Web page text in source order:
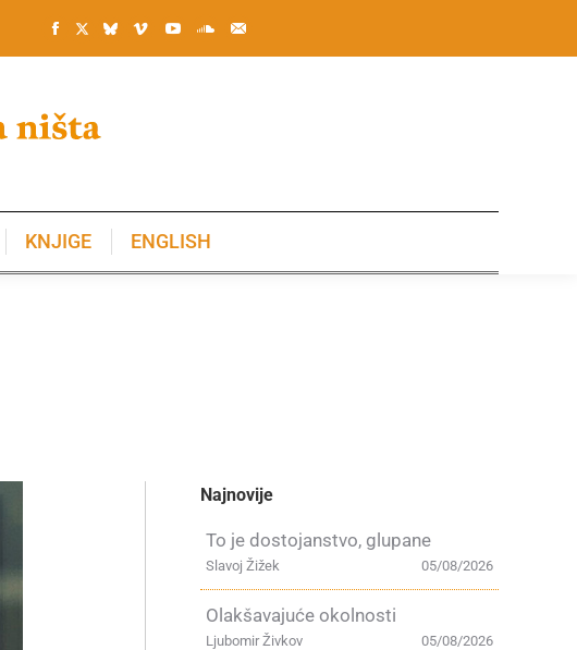
KNJIGE ENGLISH
Najnovije
To je dostojanstvo, glupane
05/08/2026
Slavoj Žižek
Olakšavajuće okolnosti
05/08/2026
Ljubomir Živkov
KNJIGE ENGLISH